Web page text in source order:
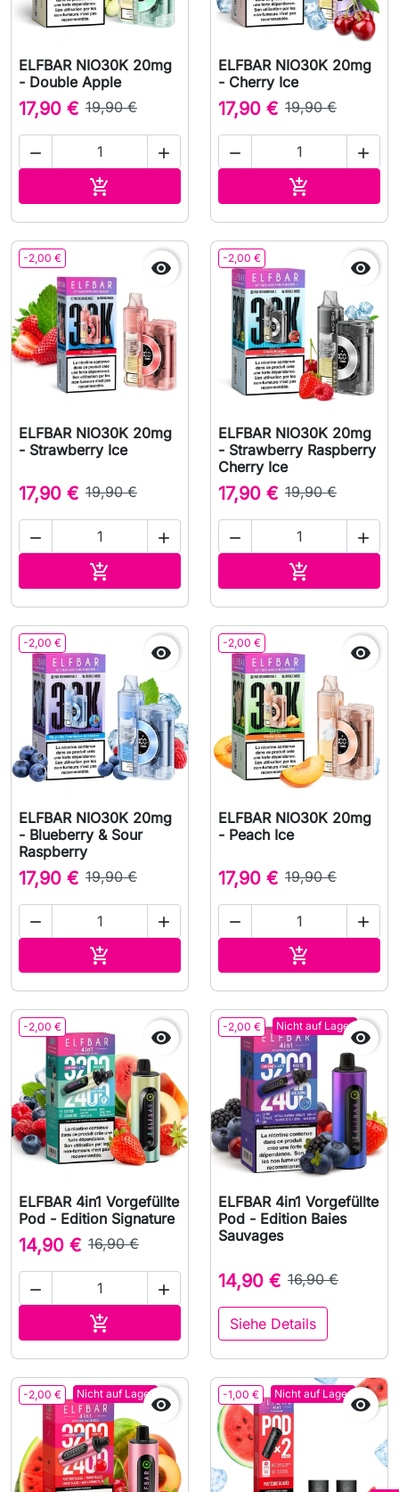
ELFBAR NIO30K 20mg
- Double Apple
17,90 € 19,90 €
 

ELFBAR NIO30K 20mg
- Cherry Ice
17,90 € 19,90 €
 

-2,00 € 
ELFBAR NIO30K 20mg
- Strawberry Ice
17,90 € 19,90 €
 

-2,00 € 
ELFBAR NIO30K 20mg
- Strawberry Raspberry
Cherry Ice
17,90 € 19,90 €
 

-2,00 € 
ELFBAR NIO30K 20mg
- Blueberry & Sour
Raspberry
17,90 € 19,90 €
 

-2,00 € 
ELFBAR NIO30K 20mg
- Peach Ice
17,90 € 19,90 €
 

-2,00 € 
ELFBAR 4in1 Vorgefüllte
Pod - Edition Signature
14,90 € 16,90 €
 

-2,00 € Nicht auf Lager

ELFBAR 4in1 Vorgefüllte
Pod - Edition Baies
Sauvages
14,90 € 16,90 €
Siehe Details
-2,00 € Nicht auf Lager
 -1,00 € Nicht auf Lager
